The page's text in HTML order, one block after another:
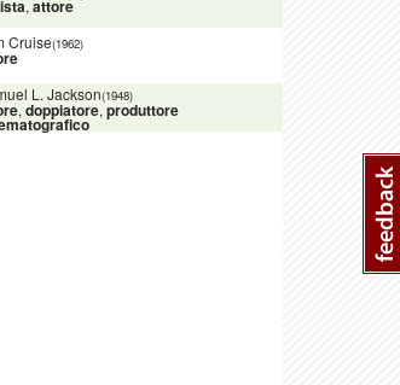
, attore
Cruise(1962)
L. Jackson(1948)
, doppiatore,produttore